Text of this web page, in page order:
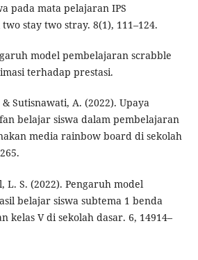
pada mata pelajaran IPS
stay two stray. 8(1), 111–124.
model pembelajaran scrabble
terhadap prestasi.
& Sutisnawati, A. (2022). Upaya
belajar siswa dalam pembelajaran
media rainbow board di sekolah
L. S. (2022). Pengaruh model
belajar siswa subtema 1 benda
kelas V di sekolah dasar. 6, 14914–